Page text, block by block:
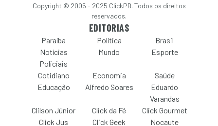
Copyright © 2005 - 2025 ClickPB. Todos os direitos
reservados.
EDITORIAS
Paraíba Política
Brasil
Notícias
Policiais
Mundo Esporte
Cotidiano Economia
Saúde
Educação
Alfredo Soares
Eduardo
Varandas
Clilson Júnior
Click da Fé
Click Gourmet
Click Jus
Click Geek Nocaute